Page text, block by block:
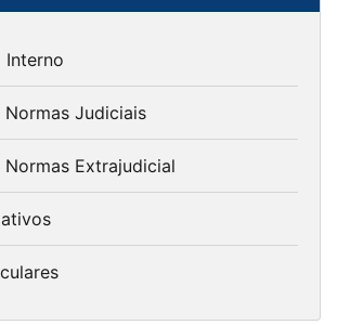
Interno
Judiciais
Extrajudicial